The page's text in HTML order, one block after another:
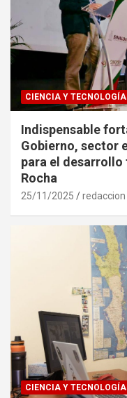
CIENCIA Y TECNOLOGÍA
Indispensable
Gobierno, sector
para el
Rocha
25/11/2025
CIENCIA Y TECNOLOGÍA